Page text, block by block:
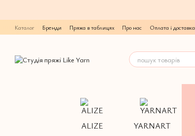
Каталог Бренди Пряжа в таблицях Про нас Оплата і доставка
ALIZE YARNART